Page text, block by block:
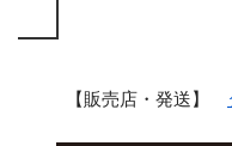
【販売店・発送】